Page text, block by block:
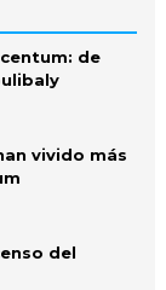
de
vivido más
del